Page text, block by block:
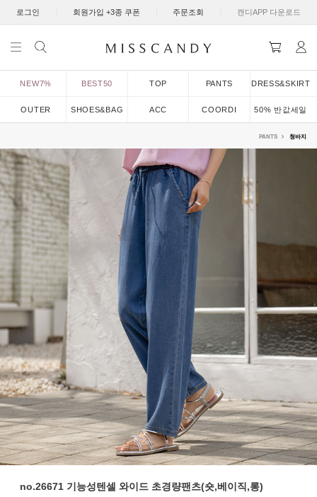
로그인 회원가입 +3종 쿠폰 주문조회 캔디APP 다운로드
NEW7% BEST50 TOP PANTS DRESS&SKIRT
OUTER SHOES&BAG ACC COORDI 50% 반값세일
PANTS 청바지
no.26671 기능성텐셀 와이드 초경량팬츠(숏,베이직,롱)